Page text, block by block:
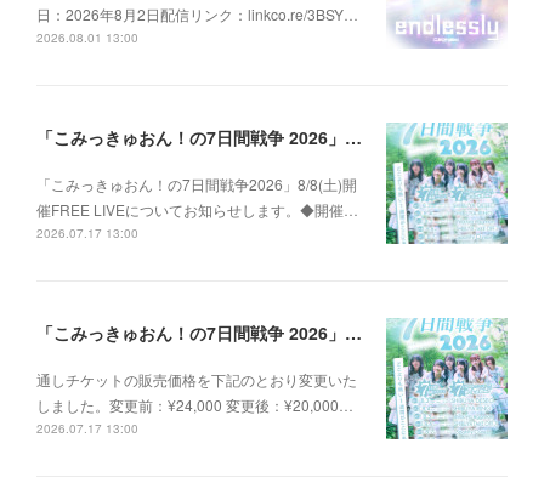
日：2026年8月2日配信リンク：linkco.re/3BSY…
2026.08.01 13:00
「こみっきゅおん！の7日間戦争 2026」8/8(土)FREE LIVE情報
「こみっきゅおん！の7日間戦争2026」8/8(土)開
催FREE LIVEについてお知らせします。◆開催…
2026.07.17 13:00
「こみっきゅおん！の7日間戦争 2026」詳細のお知らせ
通しチケットの販売価格を下記のとおり変更いた
しました。変更前：¥24,000 変更後：¥20,000…
2026.07.17 13:00